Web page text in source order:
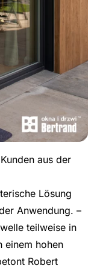
aus der
Lösung
Anwendung. –
teilweise in
einem hohen
Robert